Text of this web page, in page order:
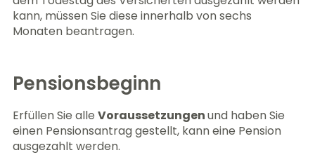
kann, müssen Sie diese innerhalb von sechs
Monaten beantragen.
Pensionsbeginn
Erfüllen Sie alle Voraussetzungenund haben Sie
einen Pensionsantrag gestellt, kann eine Pension
ausgezahlt werden.